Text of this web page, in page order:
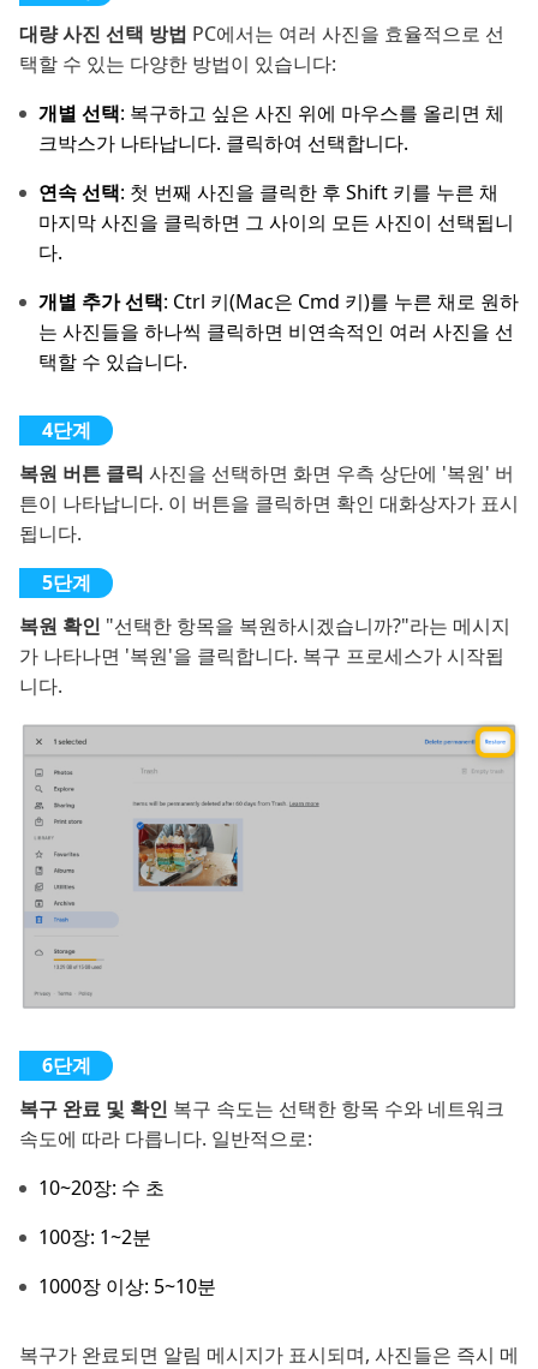
대량 사진 선택 방법 PC에서는 여러 사진을 효율적으로 선
택할 수 있는 다양한 방법이 있습니다:
개별 선택: 복구하고 싶은 사진 위에 마우스를 올리면 체
크박스가 나타납니다. 클릭하여 선택합니다.
연속 선택: 첫 번째 사진을 클릭한 후 Shift 키를 누른 채
마지막 사진을 클릭하면 그 사이의 모든 사진이 선택됩니
다.
개별 추가 선택: Ctrl 키(Mac은 Cmd 키)를 누른 채로 원하
는 사진들을 하나씩 클릭하면 비연속적인 여러 사진을 선
택할 수 있습니다.
복원 버튼 클릭 사진을 선택하면 화면 우측 상단에 '복원' 버
튼이 나타납니다. 이 버튼을 클릭하면 확인 대화상자가 표시
됩니다.
복원 확인 "선택한 항목을 복원하시겠습니까?"라는 메시지
가 나타나면 '복원'을 클릭합니다. 복구 프로세스가 시작됩
니다.
복구 완료 및 확인 복구 속도는 선택한 항목 수와 네트워크
속도에 따라 다릅니다. 일반적으로:
10~20장: 수 초
100장: 1~2분
1000장 이상: 5~10분
복구가 완료되면 알림 메시지가 표시되며, 사진들은 즉시 메